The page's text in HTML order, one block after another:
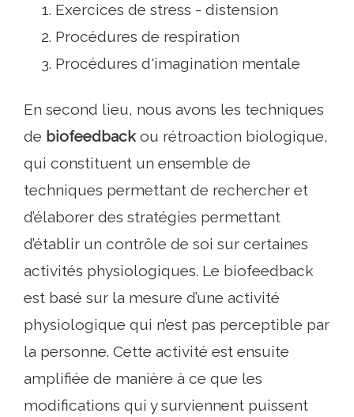
Exercices de stress - distension
Procédures de respiration
Procédures d'imagination mentale
En second lieu, nous avons les techniques
de biofeedbackou rétroaction biologique,
qui constituent un ensemble de
techniques permettant de rechercher et
d’élaborer des stratégies permettant
d’établir un contrôle de soi sur certaines
activités physiologiques. Le biofeedback
est basé sur la mesure d’une activité
physiologique qui n’est pas perceptible par
la personne. Cette activité est ensuite
amplifiée de manière à ce que les
modifications qui y surviennent puissent